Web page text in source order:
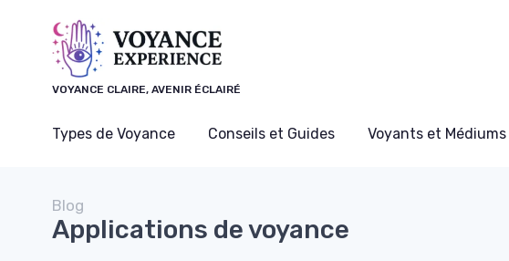
VOYANCE CLAIRE, AVENIR ÉCLAIRÉ
Types de Voyance Conseils et Guides Voyants et Médiums
Blog
Applications de voyance